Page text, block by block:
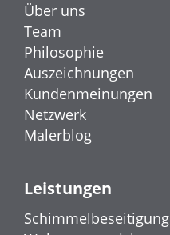
Über uns
Team
Philosophie
Auszeichnungen
Kundenmeinungen
Netzwerk
Malerblog
Leistungen
Schimmelbeseitigung